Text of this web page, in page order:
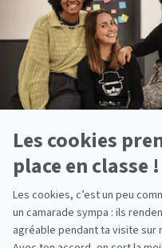
Une publication
La soirée s'est
étudiants de la Classe
best of des films